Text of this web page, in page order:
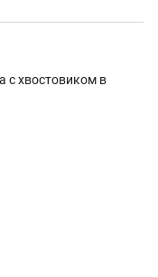
с хвостовиком в